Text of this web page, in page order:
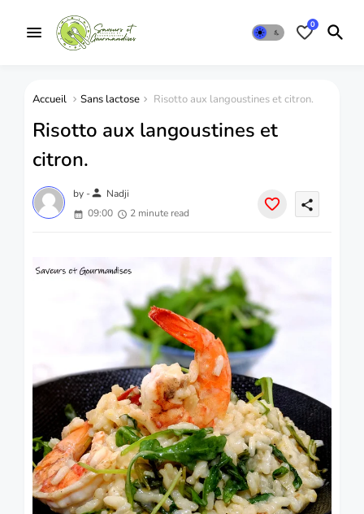
0
Accueil Sans lactose Risotto aux langoustines et citron.
Risotto aux langoustines et
citron.
by -person Nadji
09:00
2 minute read
share